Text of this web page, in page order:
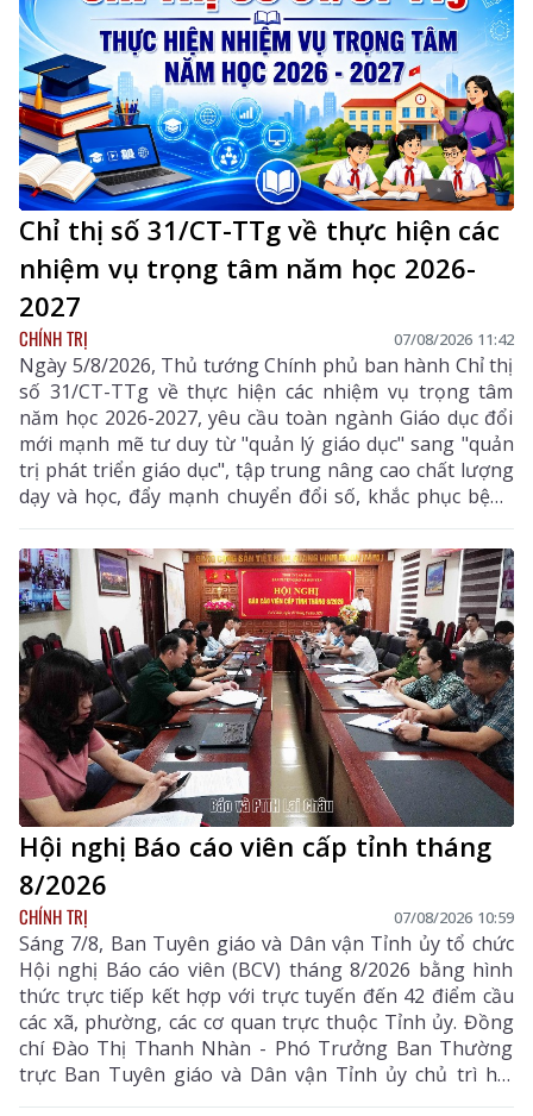
Chỉ thị số 31/CT-TTg về thực hiện các
nhiệm vụ trọng tâm năm học 2026-
2027
CHÍNH TRỊ 07/08/2026 11:42
Ngày 5/8/2026, Thủ tướng Chính phủ ban hành Chỉ thị
số 31/CT-TTg về thực hiện các nhiệm vụ trọng tâm
năm học 2026-2027, yêu cầu toàn ngành Giáo dục đổi
mới mạnh mẽ tư duy từ "quản lý giáo dục" sang "quản
trị phát triển giáo dục", tập trung nâng cao chất lượng
dạy và học, đẩy mạnh chuyển đổi số, khắc phục bệnh
thành tích, bảo đảm đủ giáo viên, trường lớp, cơ sở
vật chất và xây dựng môi trường giáo dục an toàn,
hiện đại, đáp ứng yêu cầu phát triển nguồn nhân lực
chất lượng cao.
Hội nghị Báo cáo viên cấp tỉnh tháng
8/2026
CHÍNH TRỊ 07/08/2026 10:59
Sáng 7/8, Ban Tuyên giáo và Dân vận Tỉnh ủy tổ chức
Hội nghị Báo cáo viên (BCV) tháng 8/2026 bằng hình
thức trực tiếp kết hợp với trực tuyến đến 42 điểm cầu
các xã, phường, các cơ quan trực thuộc Tỉnh ủy. Đồng
chí Đào Thị Thanh Nhàn - Phó Trưởng Ban Thường
trực Ban Tuyên giáo và Dân vận Tỉnh ủy chủ trì hội
nghị.